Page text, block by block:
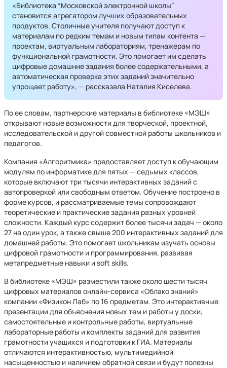
«Библиотека “Московской электронной школы”
становится агрегатором лучших образовательных
продуктов. Столичные учителя получают доступ к
материалам по редким темам и новым типам контента —
проектам, виртуальным лабораториям, тренажерам по
функциональной грамотности. Это помогает им сделать
цифровые домашние задания более содержательными, а
автоматическая проверка этих заданий значительно
упрощает работу», — рассказала Наталия Киселева.
По ее словам, партнерские материалы в библиотеке «МЭШ»
открывают новые возможности для творческой, проектной,
исследовательской и другой совместной работы школьников и
педагогов.
Компания «Алгоритмика» предоставляет доступ к обучающим
модулям по информатике для пятых — седьмых классов,
которые включают три тысячи интерактивных заданий с
автопроверкой или свободным ответом. Обучение построено в
форме курсов, и рассматриваемые темы сопровождают
теоретические и практические задания разных уровней
сложности. Каждый курс содержит более тысячи задач — около
27 на один урок, а также свыше 200 интерактивных заданий для
домашней работы. Это помогает школьникам изучать основы
цифровой грамотности и программирования, развивая
метапредметные навыки и soft skills.
В библиотеке «МЭШ» разместили также около шести тысяч
цифровых материалов онлайн-сервиса «Облако знаний»
компании «Физикон Лаб» по 16 предметам. Это интерактивные
презентации для объяснения новых тем и работы у доски,
самостоятельные и контрольные работы, виртуальные
лабораторные работы и комплекты заданий для развития
грамотности учащихся и подготовки к ГИА. Материалы
отличаются интерактивностью, мультимедийной
насыщенностью и наличием обратной связи и будут полезны